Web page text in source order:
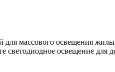
для массового освещения
освещение для